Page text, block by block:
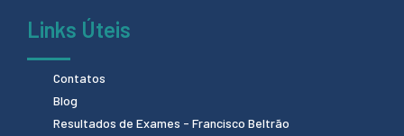
Links Úteis
Contatos
Blog
Resultados de Exames - Francisco Beltrão